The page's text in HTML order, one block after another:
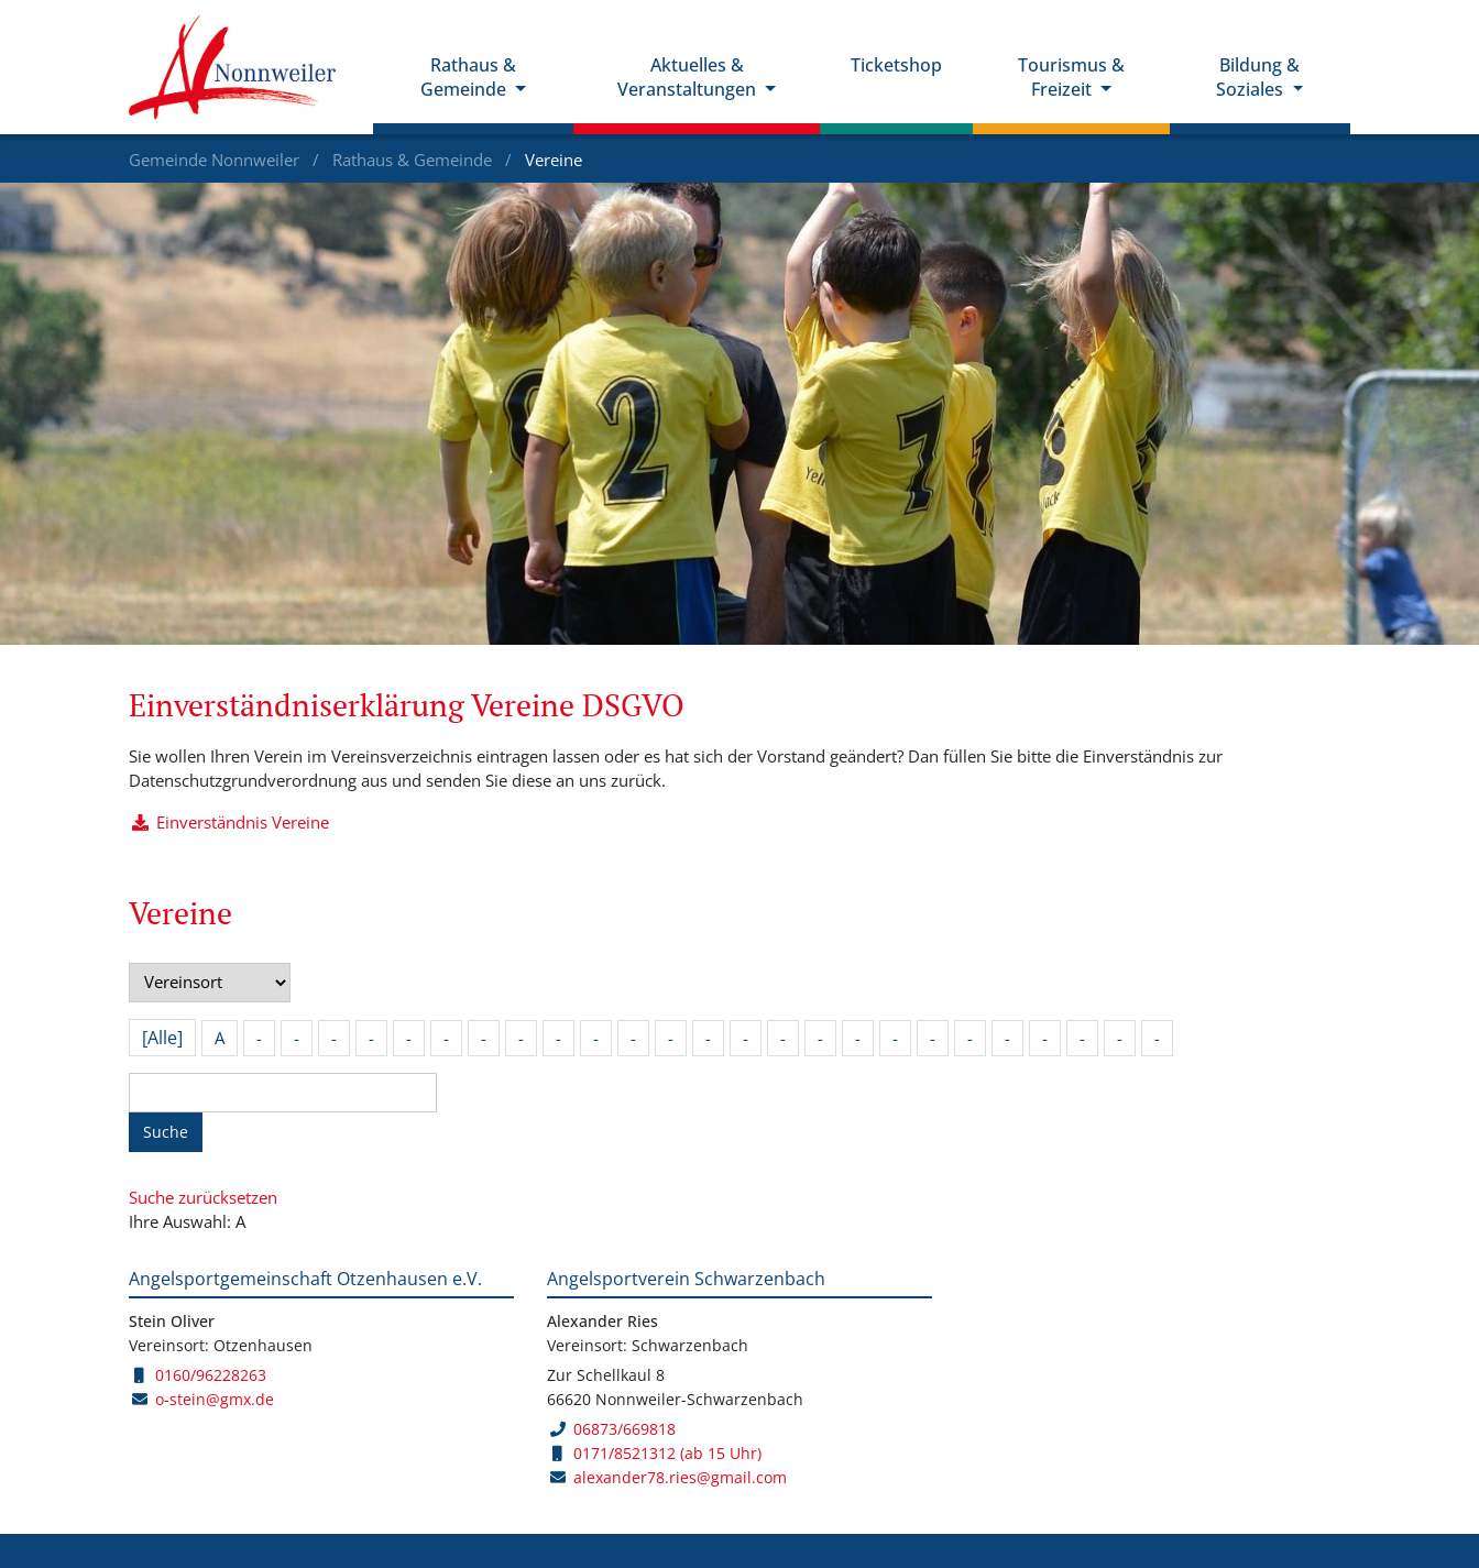
Rathaus &
Gemeinde
Aktuelles &
Veranstaltungen
Ticketshop
Tourismus &
Freizeit
Bildung &
Soziales
Gemeinde Nonnweiler Rathaus & Gemeinde Vereine
Einverständniserklärung Vereine DSGVO
Sie wollen Ihren Verein im Vereinsverzeichnis eintragen lassen oder es hat sich der Vorstand geändert? Dan füllen Sie bitte die Einverständnis zur
Datenschutzgrundverordnung aus und senden Sie diese an uns zurück.
Einverständnis Vereine
Vereine
[Alle] A - - - - - - - - - - - - - - - - - - - - - - - - -
Suche
Suche zurücksetzen
Ihre Auswahl: A
Angelsportgemeinschaft Otzenhausen e.V.
Stein Oliver
Vereinsort: Otzenhausen
0160/96228263
o-stein@gmx.de
Angelsportverein Schwarzenbach
Alexander Ries
Vereinsort: Schwarzenbach
Zur Schellkaul 8
66620 Nonnweiler-Schwarzenbach
06873/669818
0171/8521312 (ab 15 Uhr)
alexander78.ries@gmail.com